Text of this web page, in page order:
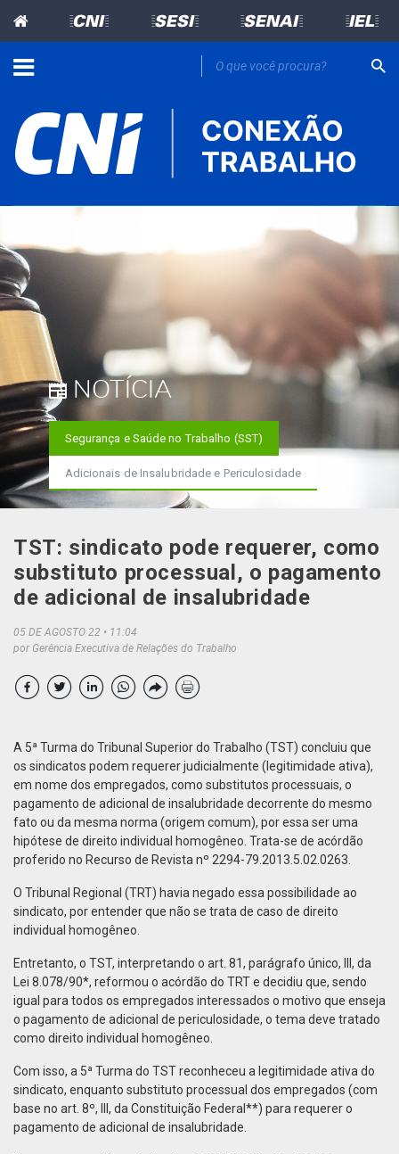
=CNI= =SESI= =SENAI= =IEL=
NOTÍCIA
Segurança e Saúde no Trabalho (SST)
Adicionais de Insalubridade e Periculosidade
TST: sindicato pode requerer, como
substituto processual, o pagamento
de adicional de insalubridade
05 DE AGOSTO 22
11:04
por Gerência Executiva de Relações do Trabalho
A 5ª Turma do Tribunal Superior do Trabalho (TST) concluiu que
os sindicatos podem requerer judicialmente (legitimidade ativa),
em nome dos empregados, como substitutos processuais, o
pagamento de adicional de insalubridade decorrente do mesmo
fato ou da mesma norma (origem comum), por essa ser uma
hipótese de direito individual homogêneo. Trata-se de acórdão
proferido no Recurso de Revista nº 2294-79.2013.5.02.0263.
O Tribunal Regional (TRT) havia negado essa possibilidade ao
sindicato, por entender que não se trata de caso de direito
individual homogêneo.
Entretanto, o TST, interpretando o art. 81, parágrafo único, III, da
Lei 8.078/90*, reformou o acórdão do TRT e decidiu que, sendo
igual para todos os empregados interessados o motivo que enseja
o pagamento de adicional de periculosidade, o tema deve tratado
como direito individual homogêneo.
Com isso, a 5ª Turma do TST reconheceu a legitimidade ativa do
sindicato, enquanto substituto processual dos empregados (com
base no art. 8º, III, da Constituição Federal**) para requerer o
pagamento de adicional de insalubridade.